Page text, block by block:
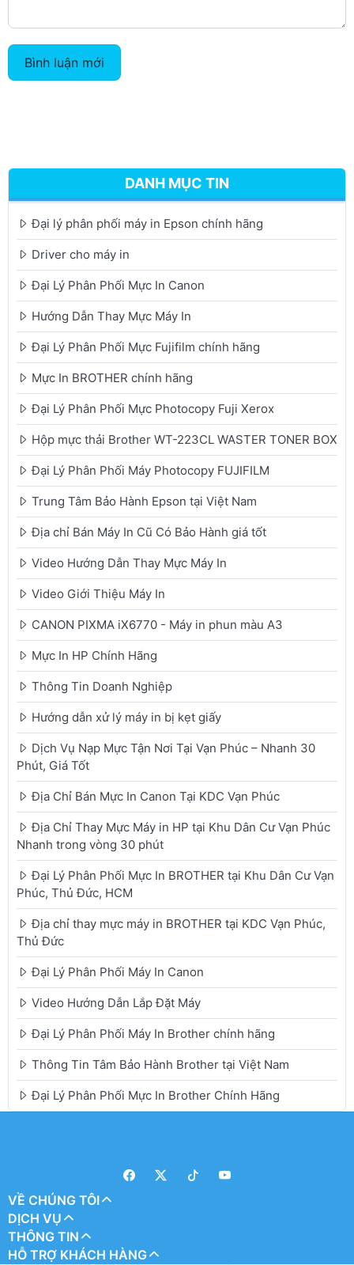
Bình luận mới
DANH MỤC TIN
Đại lý phân phối máy in Epson chính hãng
Driver cho máy in
Đại Lý Phân Phối Mực In Canon
Hướng Dẫn Thay Mực Máy In
Đại Lý Phân Phối Mực Fujifilm chính hãng
Mực In BROTHER chính hãng
Đại Lý Phân Phối Mực Photocopy Fuji Xerox
Hộp mực thải Brother WT-223CL WASTER TONER BOX
Đại Lý Phân Phối Máy Photocopy FUJIFILM
Trung Tâm Bảo Hành Epson tại Việt Nam
Địa chỉ Bán Máy In Cũ Có Bảo Hành giá tốt
Video Hướng Dẫn Thay Mực Máy In
Video Giới Thiệu Máy In
CANON PIXMA iX6770 - Máy in phun màu A3
Mực In HP Chính Hãng
Thông Tin Doanh Nghiệp
Hướng dẫn xử lý máy in bị kẹt giấy
Dịch Vụ Nạp Mực Tận Nơi Tại Vạn Phúc – Nhanh 30
Phút, Giá Tốt
Địa Chỉ Bán Mực In Canon Tại KDC Vạn Phúc
Địa Chỉ Thay Mực Máy in HP tại Khu Dân Cư Vạn Phúc
Nhanh trong vòng 30 phút
Đại Lý Phân Phối Mực In BROTHER tại Khu Dân Cư Vạn
Phúc, Thủ Đức, HCM
Địa chỉ thay mực máy in BROTHER tại KDC Vạn Phúc,
Thủ Đức
Đại Lý Phân Phối Máy In Canon
Video Hướng Dẫn Lắp Đặt Máy
Đại Lý Phân Phối Máy In Brother chính hãng
Thông Tin Tâm Bảo Hành Brother tại Việt Nam
Đại Lý Phân Phối Mực In Brother Chính Hãng
VỀ CHÚNG TÔI
DỊCH VỤ
THÔNG TIN
HỖ TRỢ KHÁCH HÀNG